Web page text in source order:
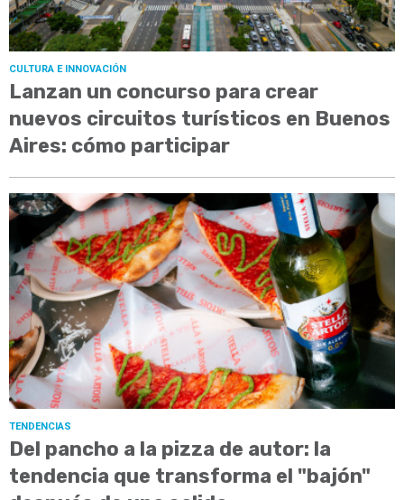
CULTURA E INNOVACIÓN
Lanzan un concurso para crear
nuevos circuitos turísticos en Buenos
Aires: cómo participar
TENDENCIAS
Del pancho a la pizza de autor: la
tendencia que transforma el "bajón"